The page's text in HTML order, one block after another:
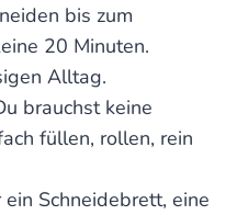
bis zum
20 Minuten.
Alltag.
brauchst keine
füllen, rollen, rein
Schneidebrett, eine